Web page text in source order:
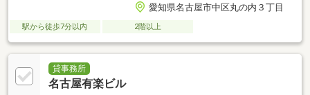
愛知県名古屋市中区丸の内３丁目
駅から徒歩7分以内 2階以上
貸事務所
名古屋有楽ビル